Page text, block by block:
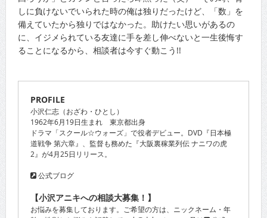
しに負けないでいられた時の俺は独りだったけど、「数」を
備えていたから独りではなかった。助けたい思いがあるの
に、イジメられている友達に手を差し伸べないと一生後悔す
ることになるから、相談者は今すぐ動こう!!
PROFILE
小沢仁志（おざわ・ひとし）
1962年6月19日生まれ 東京都出身
ドラマ「スクール☆ウォーズ」で役者デビュー。DVD『日本極
道戦争 第六章』、監督も務めた『大阪裏稼業列伝 ナニワの虎
2』が4月25日リリース。
公式ブログ
【小沢アニキへの相談大募集！】
お悩みを募集しております。ご希望の方は、ニックネーム・年